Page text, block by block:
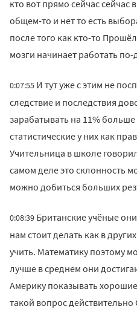
кто вот прямо сейчас
общем-то и нет то есть
после того как кто-то
мозги начинает работать
0:07:55 И тут уже с этим не
следствие и последствия
зарабатывать на 11%
статистические у них как
Учительница в школе
самом деле это склонность
можно добиться больших
0:08:39 Британские учёные
нам стоит делать как в
учить. Математику поэтому
лучше в среднем они
Америку показывать
такой вопрос